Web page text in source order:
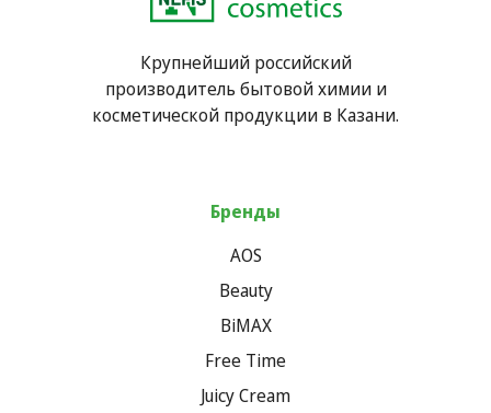
Крупнейший российский
производитель бытовой химии и
косметической продукции в Казани.
Бренды
AOS
Beauty
BiMAX
Free Time
Juicy Cream